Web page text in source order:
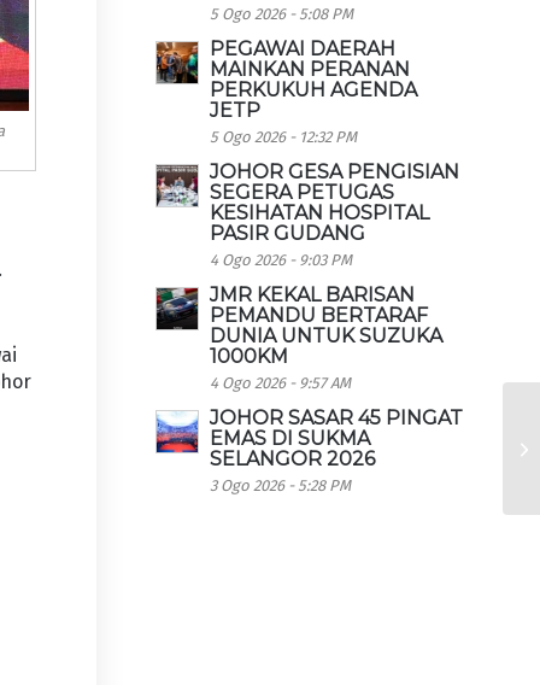
5 Ogo 2026 - 5:08 PM
PEGAWAI DAERAH
MAINKAN PERANAN
PERKUKUH AGENDA
JETP
5 Ogo 2026 - 12:32 PM
JOHOR GESA PENGISIAN
SEGERA PETUGAS
KESIHATAN HOSPITAL
PASIR GUDANG
4 Ogo 2026 - 9:03 PM
JMR KEKAL BARISAN
PEMANDU BERTARAF
DUNIA UNTUK SUZUKA
1000KM
4 Ogo 2026 - 9:57 AM
JOHOR SASAR 45 PINGAT
EMAS DI SUKMA
SELANGOR 2026
3 Ogo 2026 - 5:28 PM